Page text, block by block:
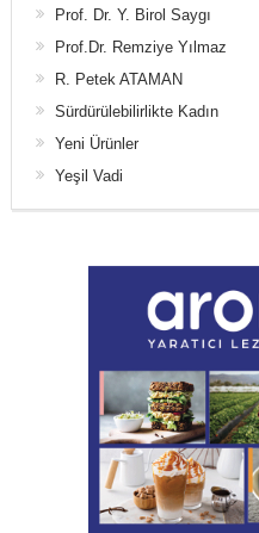
Prof. Dr. Y. Birol Saygı
Prof.Dr. Remziye Yılmaz
R. Petek ATAMAN
Sürdürülebilirlikte Kadın
Yeni Ürünler
Yeşil Vadi